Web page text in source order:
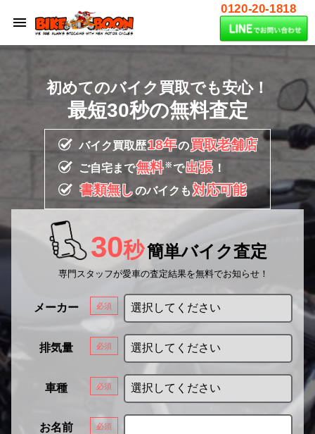
0120-20-1818
初めてのバイク買取でも安心！
最短30秒の無料査定
バイク買取歴18年の買取老舗店
ご自宅まで無料 ※で出張！
書類無しのバイクも 対応可能
30秒簡単バイク査定
専門スタッフが愛車の査定結果を無料でお知らせ！
メーカー
排気量
車種
お名前